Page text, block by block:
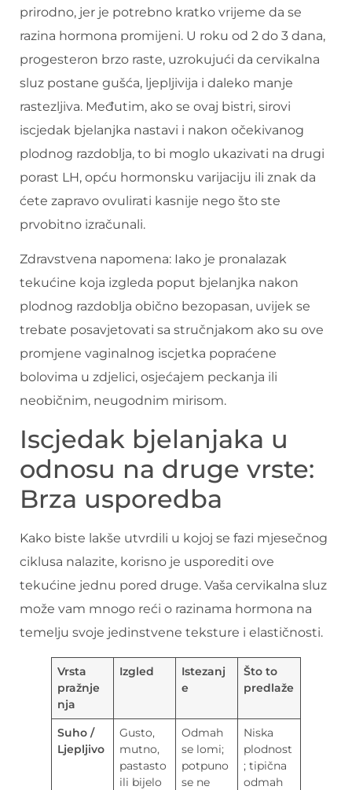
prirodno, jer je potrebno kratko vrijeme da se
razina hormona promijeni. U roku od 2 do 3 dana,
progesteron brzo raste, uzrokujući da cervikalna
sluz postane gušća, ljepljivija i daleko manje
rastezljiva. Međutim, ako se ovaj bistri, sirovi
iscjedak bjelanjka nastavi i nakon očekivanog
plodnog razdoblja, to bi moglo ukazivati ​​na drugi
porast LH, opću hormonsku varijaciju ili znak da
ćete zapravo ovulirati kasnije nego što ste
prvobitno izračunali.
Zdravstvena napomena: Iako je pronalazak
tekućine koja izgleda poput bjelanjka nakon
plodnog razdoblja obično bezopasan, uvijek se
trebate posavjetovati sa stručnjakom ako su ove
promjene vaginalnog iscjetka popraćene
bolovima u zdjelici, osjećajem peckanja ili
neobičnim, neugodnim mirisom.
Iscjedak bjelanjaka u
odnosu na druge vrste:
Brza usporedba
Kako biste lakše utvrdili u kojoj se fazi mjesečnog
ciklusa nalazite, korisno je usporediti ove
tekućine jednu pored druge. Vaša cervikalna sluz
može vam mnogo reći o razinama hormona na
temelju svoje jedinstvene teksture i elastičnosti.
Vrsta
pražnje
nja
Izgled
Istezanj
e
Što to
predlaže
Suho /
Ljepljivo
Gusto,
mutno,
pastasto
ili bijelo
Odmah
se lomi;
potpuno
se ne
Niska
plodnost
; tipična
odmah